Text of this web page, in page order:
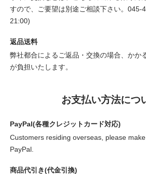
すので、ご要望は別途ご相談下さい。045-
21:00)
返品送料
弊社都合によるご返品・交換の場合、かか
が負担いたします。
お支払い方法につ
PayPal(各種クレジットカード対応)
Customers residing overseas, please
PayPal.
商品代引き(代金引換)